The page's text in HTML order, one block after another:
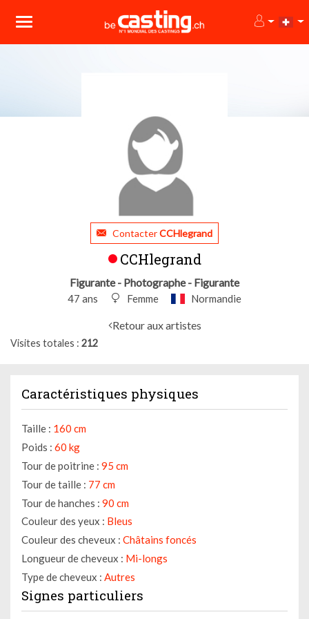
ContacterCCHlegrand
CCHlegrand
Figurante - Photographe - Figurante
47 ans Femme Normandie
Retour aux artistes
Visites totales 212
Caractéristiques physiques
Taille : 160 cm
Poids : 60 kg
Tour de poitrine : 95 cm
Tour de taille : 77 cm
Tour de hanches : 90 cm
Couleur des yeux : Bleus
Couleur des cheveux : Châtains foncés
Longueur de cheveux : Mi-longs
Type de cheveux : Autres
Signes particuliers